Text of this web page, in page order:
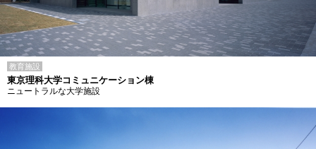
教育施設
東京理科大学コミュニケーション棟
ニュートラルな大学施設